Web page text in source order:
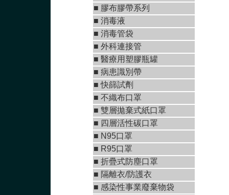
■ 膠布膠帶系列
■ 消毒液
■ 消毒管袋
■ 外科連接管
■ 醫療用塑膠瓶罐
■ 病患識別帶
■ 快篩試劑
■ 不織布口罩
■ 雙層拋棄式紙口罩
■ 四層活性碳口罩
■ N95口罩
■ R95口罩
■ 折疊式防塵口罩
■ 隔離衣/防護衣
■ 感染性事業廢棄物袋